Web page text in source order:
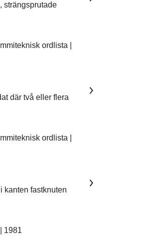
strängsprutade
ordlista |
där två eller flera
ordlista |
kanten fastknuten
1981